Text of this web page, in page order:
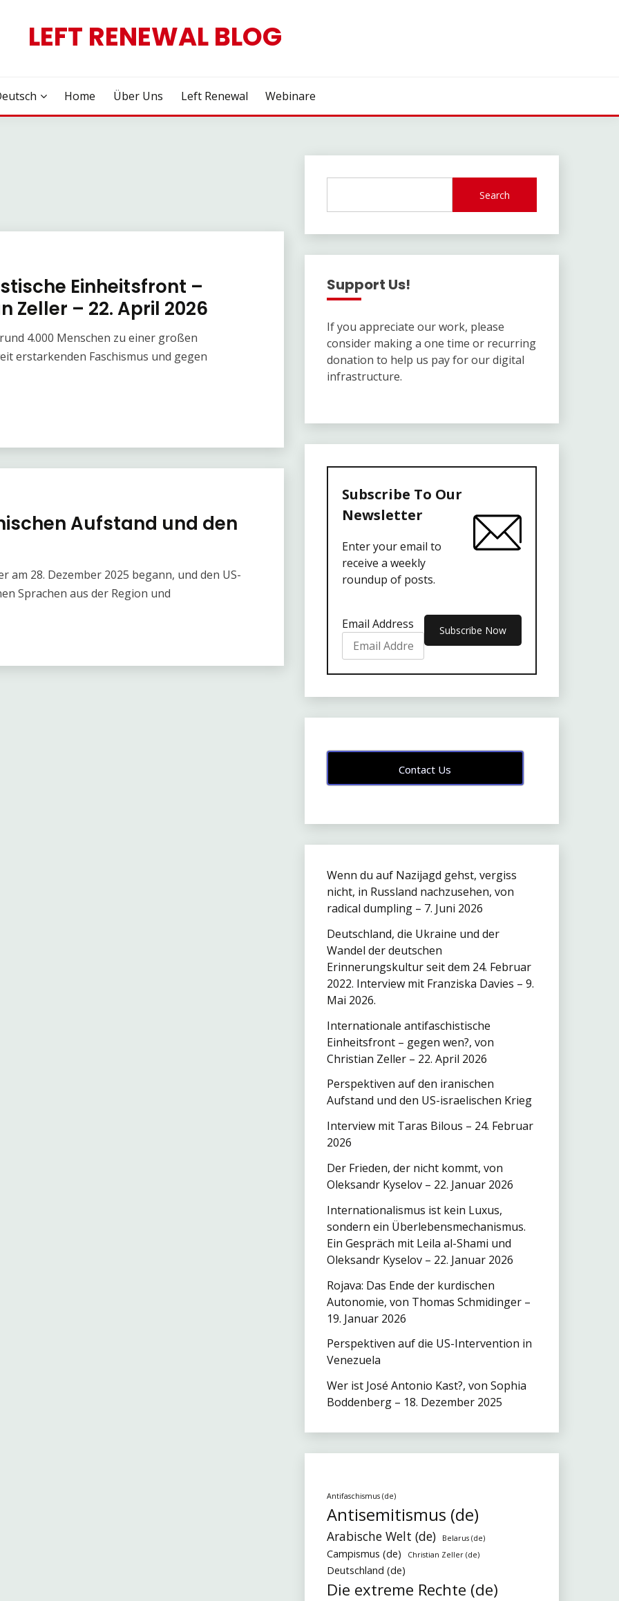
LEFT RENEWAL BLOG
Home Über Uns Left Renewal Webinare
Einheitsfront –
Zeller – 22. April 2026
4.000 Menschen zu einer großen
erstarkenden Faschismus und gegen
Aufstand und den
am 28. Dezember 2025 begann, und den US-
Sprachen aus der Region und
Search
Support Us!
If you appreciate our work, please
consider making a one time or recurring
donation to help us pay for our digital
infrastructure.
Subscribe To Our
Newsletter
Enter your email to
receive a weekly
roundup of posts.
Email Address
Contact Us
Wenn du auf Nazijagd gehst, vergiss
nicht, in Russland nachzusehen, von
radical dumpling – 7. Juni 2026
Deutschland, die Ukraine und der
Wandel der deutschen
Erinnerungskultur seit dem 24. Februar
2022. Interview mit Franziska Davies – 9.
Mai 2026.
Internationale antifaschistische
Einheitsfront – gegen wen?, von
Christian Zeller – 22. April 2026
Perspektiven auf den iranischen
Aufstand und den US-israelischen Krieg
Interview mit Taras Bilous – 24. Februar
2026
Der Frieden, der nicht kommt, von
Oleksandr Kyselov – 22. Januar 2026
Internationa­lismus ist kein Luxus,
sondern ein Überlebens­mechanismus.
Ein Gespräch mit Leila al-Shami und
Oleksandr Kyselov – 22. Januar 2026
Rojava: Das Ende der kurdischen
Autonomie, von Thomas Schmidinger –
19. Januar 2026
Perspektiven auf die US-Intervention in
Venezuela
Wer ist José Antonio Kast?, von Sophia
Boddenberg – 18. Dezember 2025
Antifaschismus (de)
Antisemitismus (de)
Arabische Welt (de) Belarus (de)
Campismus (de) Christian Zeller (de)
Deutschland (de)
Die extreme Rechte (de)